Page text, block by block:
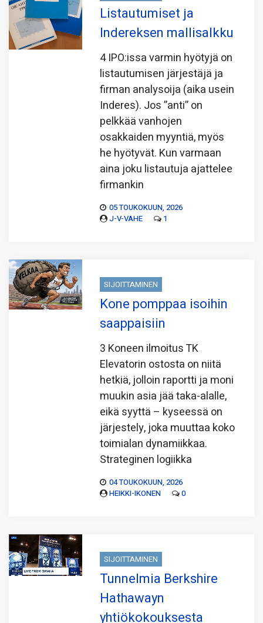
Listautumiset ja
Indereksen mallisalkku
4 IPO:issa varmin hyötyjä on
listautumisen järjestäjä ja
firman analysoija (aika usein
Inderes). Jos ”anti” on
pelkkää vanhojen
osakkaiden myyntiä, myös
he hyötyvät. Kun varmaan
aina joku listautuja ajattelee
firmankin
05 TOUKOKUUN, 2026
J-V-VAHE
1
SIJOITTAMINEN
Kone pomppaa isoihin
saappaisiin
3 Koneen ilmoitus TK
Elevatorin ostosta on niitä
hetkiä, jolloin raportti ja moni
muukin asia jää taka-alalle,
eikä syyttä – kyseessä on
järjestely, joka muuttaa koko
toimialan dynamiikkaa.
Strateginen logiikka
04 TOUKOKUUN, 2026
HEIKKI-IKONEN
0
SIJOITTAMINEN
Tunnelmia Berkshire
Hathawayn
yhtiökokouksesta